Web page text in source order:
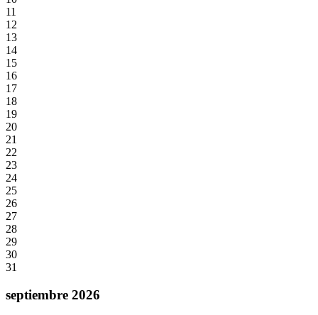
11
12
13
14
15
16
17
18
19
20
21
22
23
24
25
26
27
28
29
30
31
septiembre 2026